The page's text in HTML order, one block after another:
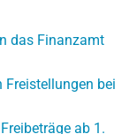
das Finanzamt
bei
ab 1.